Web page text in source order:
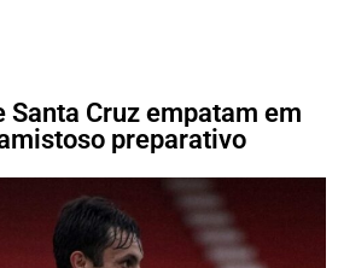
Santa Cruz empatam em
preparativo